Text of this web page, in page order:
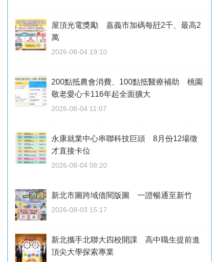
屋頂光電獎勵 嘉義市加碼每瓩2千、最高2
萬
2026-08-04 19:10
200點抵農會消費、100點抵醫療補助 桃園
敬老愛心卡116年起全面擴大
2026-08-04 11:07
永康就業中心串聯科技巨頭 8月份12場徵
才直接卡位
2026-08-04 08:20
新北市圖跨域借閱版圖 一證暢通至新竹
2026-08-03 15:17
新北攜手北聯大四校開課 高中職生提前進
頂尖大學探索專業